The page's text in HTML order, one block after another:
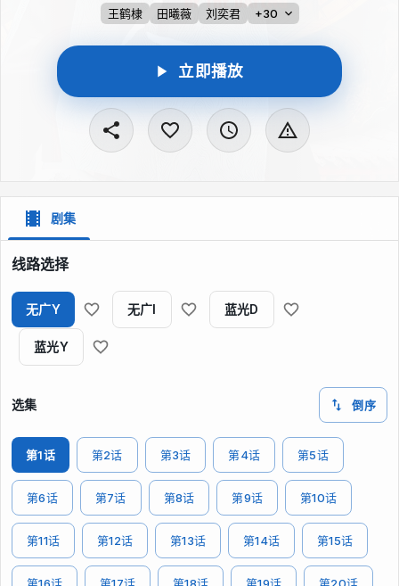
王鹤棣 田曦薇 刘奕君 +30
立即播放
剧集
线路选择
无广Y 无广I 蓝光D
蓝光Y
选集 倒序
第1话 第2话 第3话 第4话 第5话
第6话 第7话 第8话 第9话 第10话
第11话 第12话 第13话 第14话 第15话
第16话 第17话 第18话 第19话 第20话